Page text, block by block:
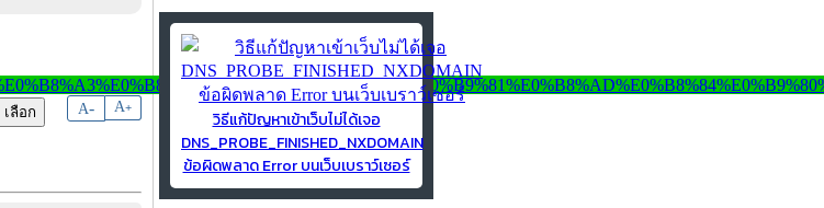
A- A+
วิธีแก้ปัญหาเข้าเว็บไม่ได้เจอ
DNS_PROBE_FINISHED_NXDOMAIN
ข้อผิดพลาด Error บนเว็บเบราว์เซอร์